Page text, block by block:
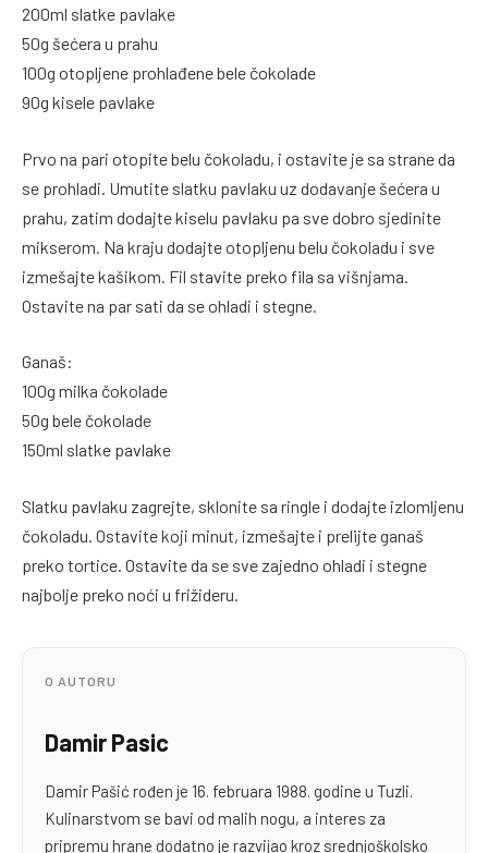
200ml slatke pavlake
50g šećera u prahu
100g otopljene prohlađene bele čokolade
90g kisele pavlake
Prvo na pari otopite belu čokoladu, i ostavite je sa strane da
se prohladi. Umutite slatku pavlaku uz dodavanje šećera u
prahu, zatim dodajte kiselu pavlaku pa sve dobro sjedinite
mikserom. Na kraju dodajte otopljenu belu čokoladu i sve
izmešajte kašikom. Fil stavite preko fila sa višnjama.
Ostavite na par sati da se ohladi i stegne.
Ganaš:
100g milka čokolade
50g bele čokolade
150ml slatke pavlake
Slatku pavlaku zagrejte, sklonite sa ringle i dodajte izlomljenu
čokoladu. Ostavite koji minut, izmešajte i prelijte ganaš
preko tortice. Ostavite da se sve zajedno ohladi i stegne
najbolje preko noći u frižideru.
O AUTORU
Damir Pasic
Damir Pašić rođen je 16. februara 1988. godine u Tuzli.
Kulinarstvom se bavi od malih nogu, a interes za
pripremu hrane dodatno je razvijao kroz srednjoškolsko